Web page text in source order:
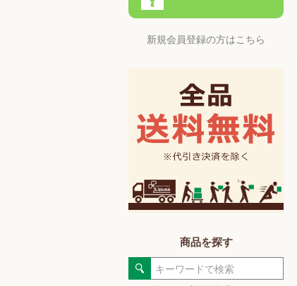
新規会員登録の方はこちら
商品を探す